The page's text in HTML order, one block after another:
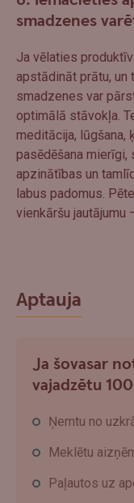
smadzenes
Ja vēlaties
apstādināt prātu, un
smadzenes var
optimālā stāvokļa.
meditācija, lūgšana,
pasēdēšana mierīgi,
apzinātības un
labus padomus.
vienkāršu jautājumu
Aptauja
Ja šovasar
vajadzētu
Ņemtu no
Meklētu
Paļautos uz